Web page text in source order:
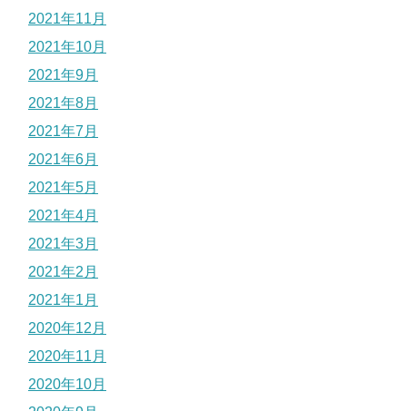
2021年11月
2021年10月
2021年9月
2021年8月
2021年7月
2021年6月
2021年5月
2021年4月
2021年3月
2021年2月
2021年1月
2020年12月
2020年11月
2020年10月